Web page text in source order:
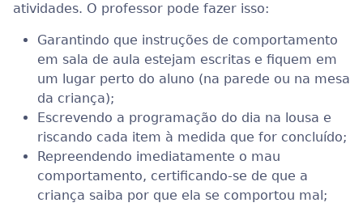
atividades. O professor pode fazer isso:
Garantindo que instruções de comportamento
em sala de aula estejam escritas e fiquem em
um lugar perto do aluno (na parede ou na mesa
da criança);
Escrevendo a programação do dia na lousa e
riscando cada item à medida que for concluído;
Repreendendo imediatamente o mau
comportamento, certificando-se de que a
criança saiba por que ela se comportou mal;